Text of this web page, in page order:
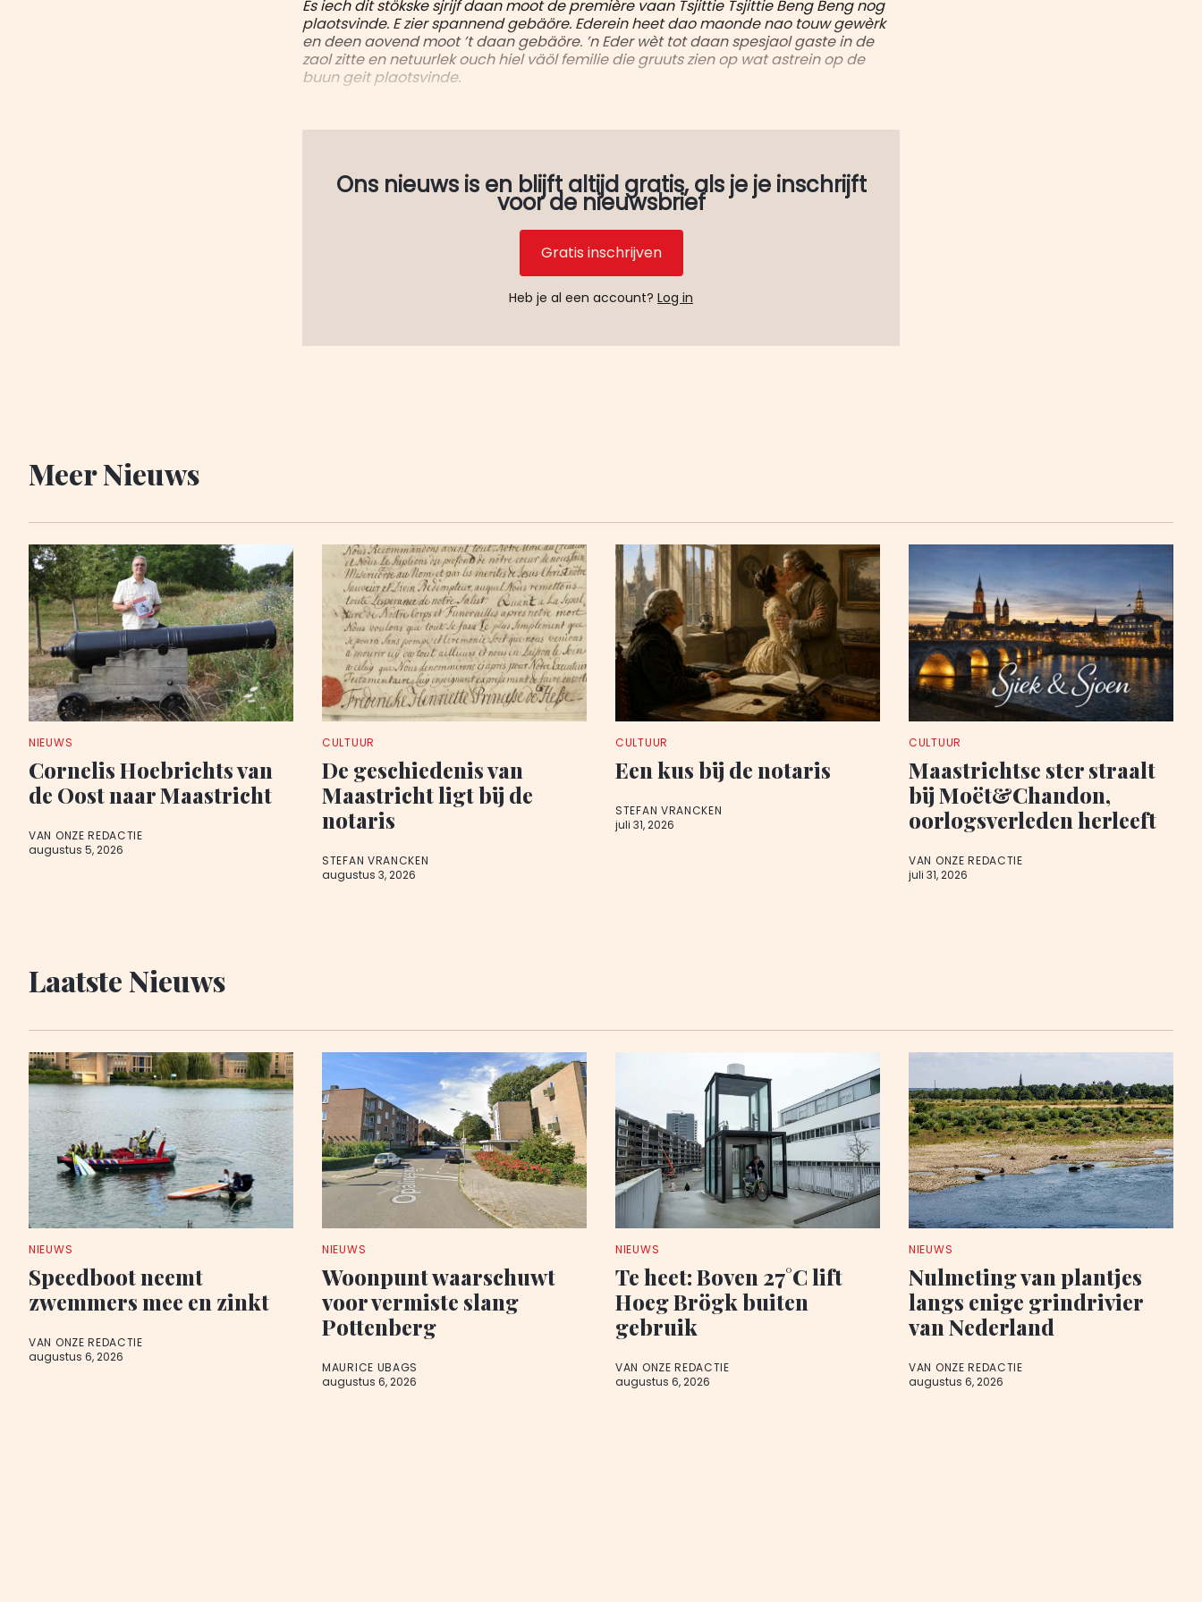
Es iech dit stökske sjrijf daan moot de première vaan Tsjittie Tsjittie Beng Beng nog
plaotsvinde. E zier spannend gebäöre. Ederein heet dao maonde nao touw gewèrk
en deen aovend moot ’t daan gebäöre. ’n Eder wèt tot daan spesjaol gaste in de
zaol zitte en netuurlek ouch hiel väöl femilie die gruuts zien op wat astrein op de
buun geit plaotsvinde.
Ons nieuws is en blijft altijd gratis, als je je inschrijft
voor de nieuwsbrief
Gratis inschrijven
Heb je al een account? Log in
Meer Nieuws
NIEUWS
Cornelis Hoebrichts van
de Oost naar Maastricht
VAN ONZE REDACTIE
augustus 5, 2026
CULTUUR
De geschiedenis van
Maastricht ligt bij de
notaris
STEFAN VRANCKEN
augustus 3, 2026
CULTUUR
Een kus bij de notaris
STEFAN VRANCKEN
juli 31, 2026
CULTUUR
Maastrichtse ster straalt
bij Moët&Chandon,
oorlogsverleden herleeft
VAN ONZE REDACTIE
juli 31, 2026
Laatste Nieuws
NIEUWS
Speedboot neemt
zwemmers mee en zinkt
VAN ONZE REDACTIE
augustus 6, 2026
NIEUWS
Woonpunt waarschuwt
voor vermiste slang
Pottenberg
MAURICE UBAGS
augustus 6, 2026
NIEUWS
Te heet: Boven 27°C lift
Hoeg Brögk buiten
gebruik
VAN ONZE REDACTIE
augustus 6, 2026
NIEUWS
Nulmeting van plantjes
langs enige grindrivier
van Nederland
VAN ONZE REDACTIE
augustus 6, 2026